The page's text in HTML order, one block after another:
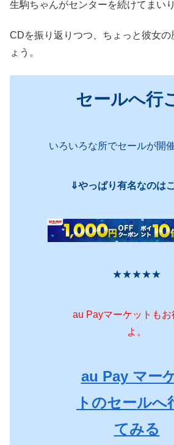
生駒ちゃんがセンターを続けてまい
CDを振り返りつつ、ちょっと彼女の
ょう。
セールへ行
いろいろな所でセールが開
⇓やっぱり有名なのは
★★★★★
au Payマーケットもお
よ。
au Pay マー
トのセールへ
てみる